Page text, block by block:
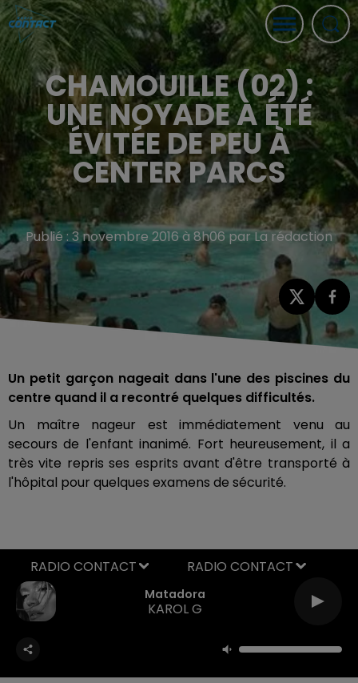
CHAMOUILLE (02) :
UNE NOYADE A ÉTÉ
ÉVITÉE DE PEU À
CENTER PARCS
Publié : 3 novembre 2016 à 8h06 par La rédaction
Un petit garçon nageait dans l'une des piscines du
centre quand il a recontré quelques difficultés.
Un maître nageur est immédiatement venu au
secours de l'enfant inanimé. Fort heureusement, il a
très vite repris ses esprits avant d'être transporté à
l'hôpital pour quelques examens de sécurité.
Matadora
KAROL G
RADIO CONTACT